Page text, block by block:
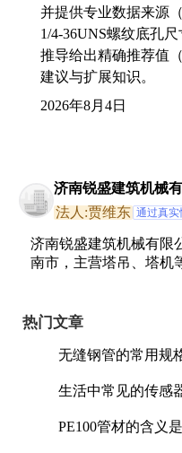
并提供专业数据来源
1/4-36UNS螺纹底孔
推导给出精确推荐值
建议与扩展知识。
2026年8月4日
济南锐盛建筑机械
法人:贾维东 通过真实
济南锐盛建筑机械有限
南市，主营塔吊、塔机
热门文章
无缝钢管的常用规
生活中常见的传感
PE100管材的含义